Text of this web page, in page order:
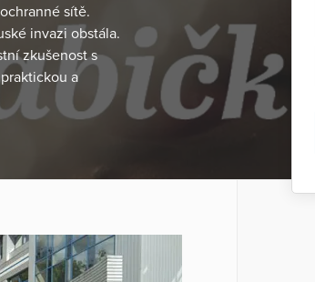
sítě.
invazi obstála.
zkušenost s
a